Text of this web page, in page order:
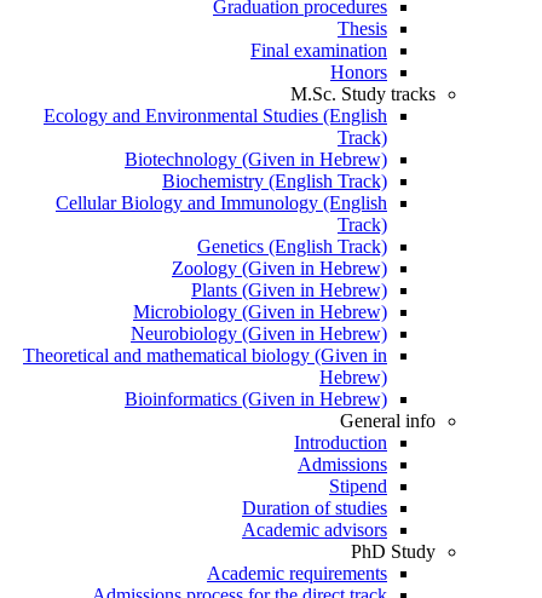
Graduation procedures
Thesis
Final examination
Honors
M.Sc. Study tracks
Ecology and Environmental Studies (English
Track)
Biotechnology (Given in Hebrew)
Biochemistry (English Track)
Cellular Biology and Immunology (English
Track)
Genetics (English Track)
Zoology (Given in Hebrew)
Plants (Given in Hebrew)
Microbiology (Given in Hebrew)
Neurobiology (Given in Hebrew)
Theoretical and mathematical biology (Given in
Hebrew)
Bioinformatics (Given in Hebrew)
General info
Introduction
Admissions
Stipend
Duration of studies
Academic advisors
PhD Study
Academic requirements